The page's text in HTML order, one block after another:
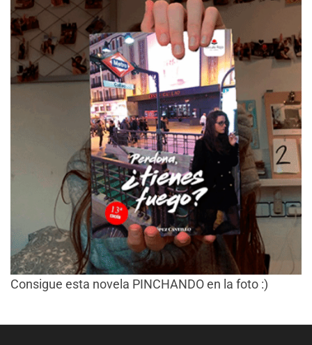
Consigue esta novela PINCHANDO en la foto :)